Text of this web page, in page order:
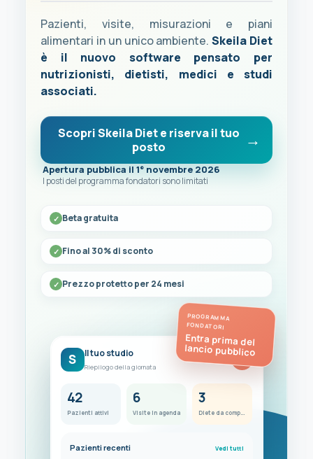
Pazienti, visite, misurazioni e piani
alimentari in un unico ambiente.Skeila Diet
è il nuovo software pensato per
nutrizionisti, dietisti, medici e studi
associati.
Scopri Skeila Diet e riserva il tuo
posto
Apertura pubblica il 1° novembre 2026
I posti del programma fondatori sono limitati
Beta gratuita
Fino al 30% di sconto
Prezzo protetto per 24 mesi
PROGRAMMA
FONDATORI
Entra prima del
lancio pubblico
S Il tuo studio
Riepilogo della giornata
FC
42
Pazienti attivi
6
Visite in agenda
3
Diete da completare
Pazienti recenti Vedi tutti